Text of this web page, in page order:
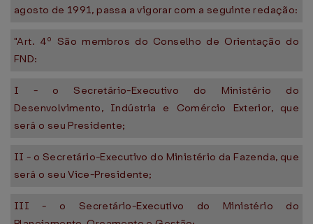
agosto de 1991, passa a vigorar com a seguinte redação:
"Art. 4º São membros do Conselho de Orientação do
FND:
I - o Secretário-Executivo do Ministério do
Desenvolvimento, Indústria e Comércio Exterior, que
será o seu Presidente;
II - o Secretário-Executivo do Ministério da Fazenda, que
será o seu Vice-Presidente;
III - o Secretário-Executivo do Ministério do